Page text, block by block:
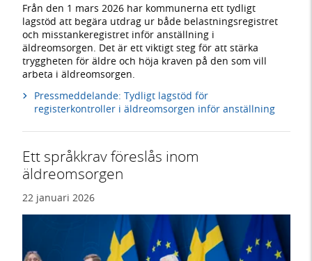
Från den 1 mars 2026 har kommunerna ett tydligt
lagstöd att begära utdrag ur både belastningsregistret
och misstankeregistret inför anställning i
äldreomsorgen. Det är ett viktigt steg för att stärka
tryggheten för äldre och höja kraven på den som vill
arbeta i äldreomsorgen.
Pressmeddelande: Tydligt lagstöd för
registerkontroller i äldreomsorgen inför anställning
Ett språkkrav föreslås inom
äldreomsorgen
22 januari 2026